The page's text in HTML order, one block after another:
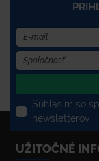
Súhlasím so
newsletterov
UŽITOČNÉ